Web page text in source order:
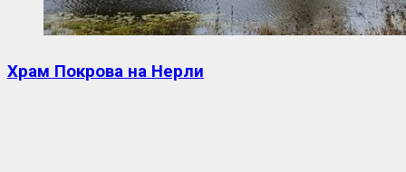
Храм Покрова на Нерли